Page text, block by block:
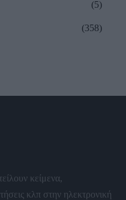
(5)
(358)
κείμενα,
κλπ στην ηλεκτρονική